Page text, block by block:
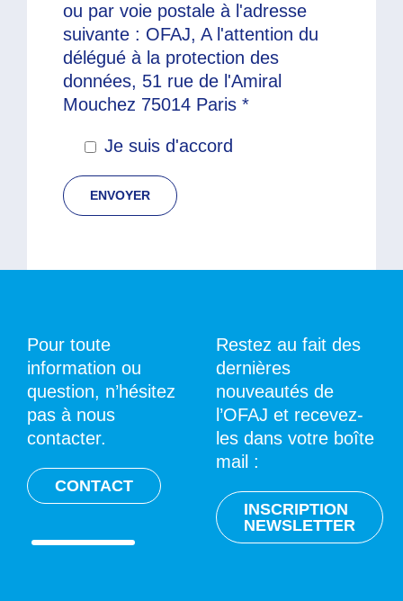
ou par voie postale à l'adresse
suivante : OFAJ, A l'attention du
délégué à la protection des
données, 51 rue de l'Amiral
Mouchez 75014 Paris *
Je suis d'accord
Pour toute
information ou
question, n’hésitez
pas à nous
contacter.
CONTACT
Restez au fait des
dernières
nouveautés de
l’OFAJ et recevez-
les dans votre boîte
mail :
INSCRIPTION
NEWSLETTER